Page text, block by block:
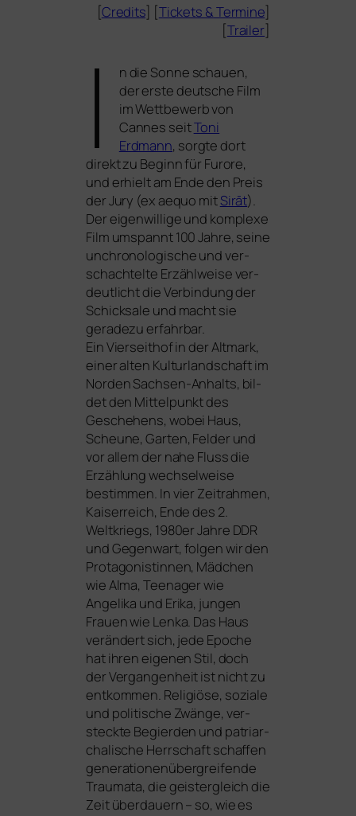
[Credits] [Tickets &Termine]
[Trailer]
I n die Sonne schau­en,
der ers­te deut­sche Film
im Wettbewerb von
Cannes seitToni
Erdmann, sorg­te dort
direkt zu Beginn für Furore,
und erhielt am Ende den Preis
der Jury (ex aequo mitSirāt).
Der eigen­wil­li­ge und kom­ple­xe
Film umspannt 100 Jahre, sei­ne
unchro­no­lo­gi­sche und ver­
schach­tel­te Erzählweise ver­
deut­licht die Verbindung der
Schicksale und macht sie
gera­de­zu erfahr­bar.
Ein Vierseithof in der Altmark,
einer alten Kulturlandschaft im
Norden Sachsen-Anhalts, bil­
det den Mittelpunkt des
Geschehens, wobei Haus,
Scheune, Garten, Felder und
vor allem der nahe Fluss die
Erzählung wech­sel­wei­se
bestim­men. In vier Zeitrahmen,
Kaiserreich, Ende des 2.
Weltkriegs, 1980er Jahre DDR
und Gegenwart, fol­gen wir den
Protagonistinnen, Mädchen
wie Alma, Teenager wie
Angelika und Erika, jun­gen
Frauen wie Lenka. Das Haus
ver­än­dert sich, jede Epoche
hat ihren eige­nen Stil, doch
der Vergangenheit ist nicht zu
ent­kom­men. Religiöse, sozia­le
und poli­ti­sche Zwänge, ver­
steck­te Begierden und patri­ar­
cha­li­sche Herrschaft schaf­fen
gene­ra­tio­nen­über­grei­fen­de
Traumata, die geis­ter­gleich die
Zeit über­dau­ern – so, wie es